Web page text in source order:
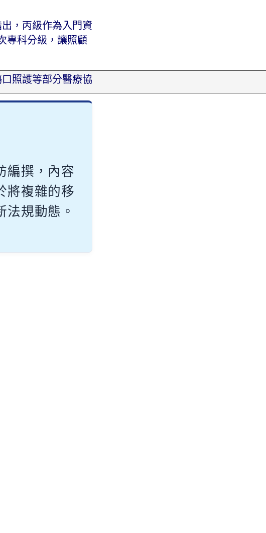
，丙級作為入門資
專科分級，讓照顧
照護等部分醫療協
編撰，內容
將複雜的移
規動態。